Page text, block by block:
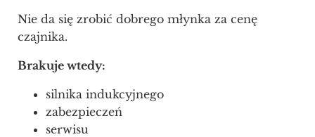
Nie da się zrobić dobrego młynka za cenę
czajnika.
Brakuje wtedy:
silnika indukcyjnego
zabezpieczeń
serwisu